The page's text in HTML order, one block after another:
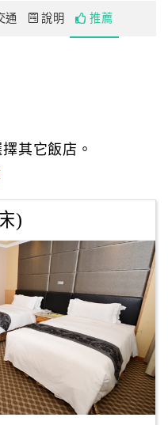
通 說明 推薦
其它飯店。
)